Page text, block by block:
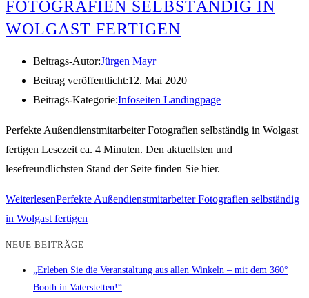
OTOGRAFIEN SELBSTÄNDIG IN W
OLGAST FERTIGEN
Beitrags-Autor:Jürgen Mayr
Beitrag veröffentlicht:12. Mai 2020
Beitrags-Kategorie:Infoseiten Landingpage
Perfekte Außendienstmitarbeiter Fotografien selbständig in Wolgast
fertigen Lesezeit ca. 4 Minuten. Den aktuellsten und
lesefreundlichsten Stand der Seite finden Sie hier.
WeiterlesenPerfekte Außendienstmitarbeiter Fotografien selbständig
in Wolgast fertigen
NEUE BEITRÄGE
„Erleben Sie die Veranstaltung aus allen Winkeln – mit dem 360°
Booth in Vaterstetten!“